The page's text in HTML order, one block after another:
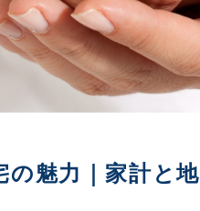
の魅力｜家計と